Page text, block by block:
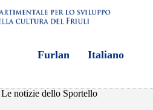
Furlan Italiano
Le notizie dello Sportello